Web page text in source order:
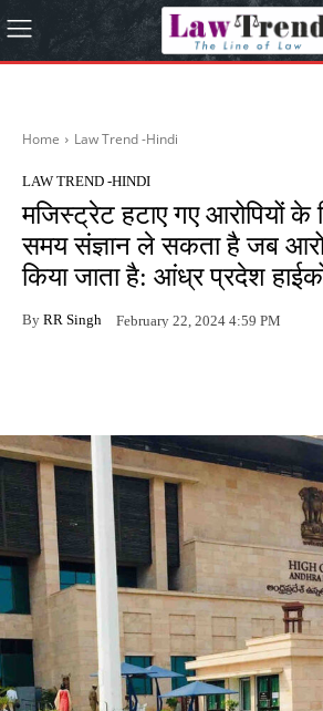
Home Law Trend -Hindi
LAW TREND -HINDI
मजिस्ट्रेट हटाए गए आरोपियों
समय संज्ञान ले सकता है जब
किया जाता है: आंध्र प्रदेश
By RR Singh February 22, 2024 4:59 PM